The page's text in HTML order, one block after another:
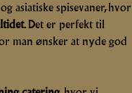
asiatiske spisevaner, hvor
. Det er perfekt til
man ønsker at nyde god